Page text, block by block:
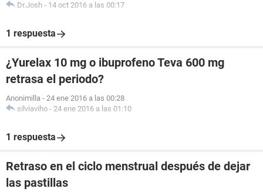
Dr.Josh - 14 oct 2016 a las 00:17
1 respuesta
¿Yurelax 10 mg o ibuprofeno Teva 600 mg
retrasa el periodo?
Anonimilla - 24 ene 2016 a las 00:28
silviaviho - 24 ene 2016 a las 01:10
1 respuesta
Retraso en el ciclo menstrual después de dejar
las pastillas